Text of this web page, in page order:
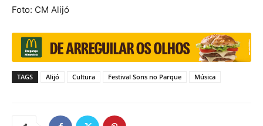
Foto: CM Alijó
TAGS Alijó Cultura Festival Sons no Parque Música